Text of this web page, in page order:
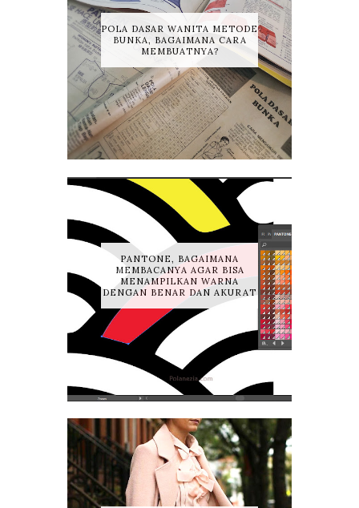
POLA DASAR WANITA METODE
BUNKA, BAGAIMANA CARA
MEMBUATNYA?
PANTONE, BAGAIMANA
MEMBACANYA AGAR BISA
MENAMPILKAN WARNA
DENGAN BENAR DAN AKURAT